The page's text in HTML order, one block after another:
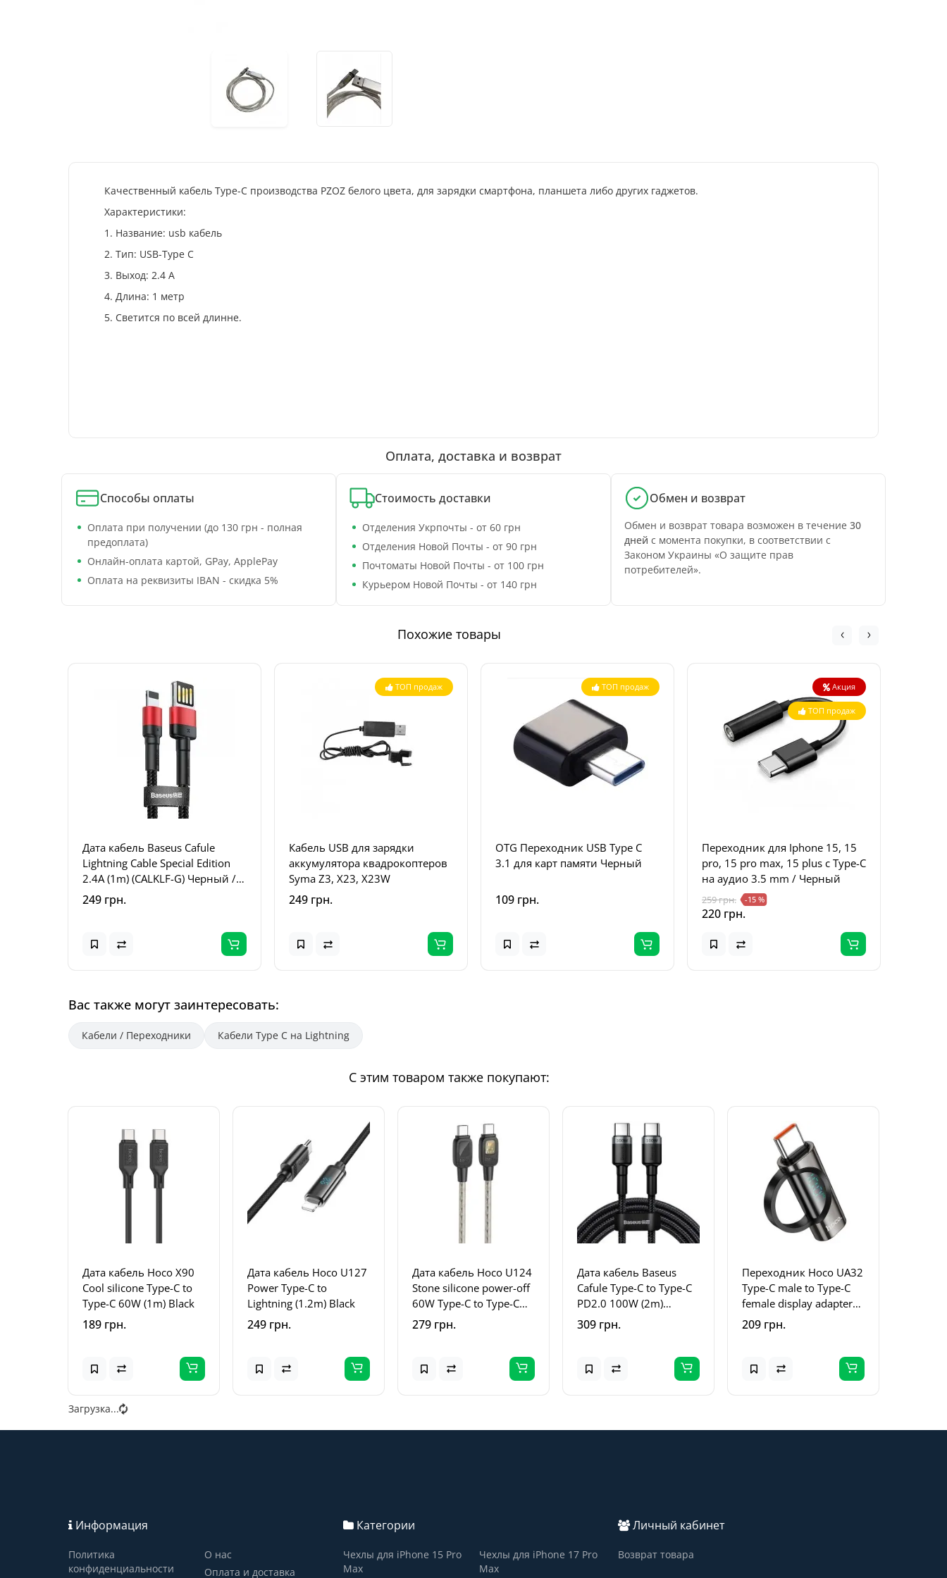
Качественный кабель Type-C производства PZOZ белого цвета, для зарядки смартфона, планшета либо других гаджетов.
Характеристики:
1. Название: usb кабель
2. Тип: USB-Type C
3. Выход: 2.4 А
4. Длина: 1 метр
5. Светится по всей длинне.
Оплата, доставка и возврат
Способы оплаты
Оплата при получении (до 130 грн - полная
предоплата)
Онлайн-оплата картой, GPay, ApplePay
Оплата на реквизиты IBAN - скидка 5%
Стоимость доставки
Отделения Укрпочты - от 60 грн
Отделения Новой Почты - от 90 грн
Почтоматы Новой Почты - от 100 грн
Курьером Новой Почты - от 140 грн
Обмен и возврат
Обмен и возврат товара возможен в течение 30
дней с момента покупки, в соответствии с
Законом Украины «О защите прав
потребителей».
Похожие товары
Дата кабель Baseus Cafule
Lightning Cable Special Edition
2.4A (1m) (CALKLF-G) Черный /
Красный
249 грн.
ТОП продаж
Кабель USB для зарядки
аккумулятора квадрокоптеров
Syma Z3, X23, X23W
249 грн.
ТОП продаж
OTG Переходник USB Type C
3.1 для карт памяти Черный
109 грн.
Акция
ТОП продаж
Переходник для Iphone 15, 15
pro, 15 pro max, 15 plus с Type-C
на аудио 3.5 mm / Черный
259 грн. -15 %
220 грн.
Вас также могут заинтересовать:
Кабели / Переходники Кабели Type C на Lightning
С этим товаром также покупают:
Дата кабель Hoco X90
Cool silicone Type-C to
Type-C 60W (1m) Black
189 грн.
Дата кабель Hoco U127
Power Type-C to
Lightning (1.2m) Black
249 грн.
Дата кабель Hoco U124
Stone silicone power-off
60W Type-C to Type-C
(1.2m) Black
279 грн.
Дата кабель Baseus
Cafule Type-C to Type-C
PD2.0 100W (2m)
(CATKLF-AL) Gray / Black
309 грн.
Переходник Hoco UA32
Type-C male to Type-C
female display adapter
Black
209 грн.
Загрузка...
Информация
Политика
конфиденциальности
О нас
Оплата и доставка
Категории
Чехлы для iPhone 15 Pro
Max
Чехлы для iPhone 17 Pro
Max
Личный кабинет
Возврат товара